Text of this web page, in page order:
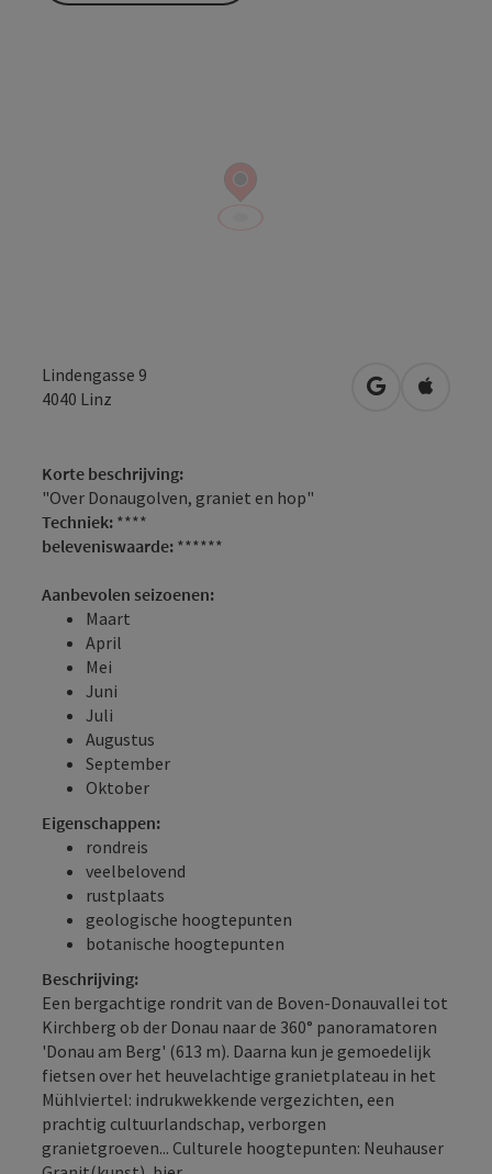
Lindengasse 9
4040 Linz Openen in
Korte beschrijving:
"Over Donaugolven, graniet en hop"
Techniek: ****
beleveniswaarde: ******
Aanbevolen seizoenen:
Maart
April
Mei
Juni
Juli
Augustus
September
Oktober
Eigenschappen:
rondreis
veelbelovend
rustplaats
geologische hoogtepunten
botanische hoogtepunten
Beschrijving:
Een bergachtige rondrit van de Boven-Donauvallei tot
Kirchberg ob der Donau naar de 360° panoramatoren
'Donau am Berg' (613 m). Daarna kun je gemoedelijk
fietsen over het heuvelachtige granietplateau in het
Mühlviertel: indrukwekkende vergezichten, een
prachtig cultuurlandschap, verborgen
granietgroeven... Culturele hoogtepunten: Neuhauser